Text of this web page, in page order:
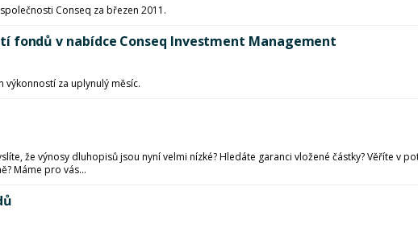
Conseq za březen 2011.
fondů v nabídce Conseq Investment Management
za uplynulý měsíc.
že výnosy dluhopisů jsou nyní velmi nízké? Hledáte garanci vložené částky? Věříte v
Máme pro vás...